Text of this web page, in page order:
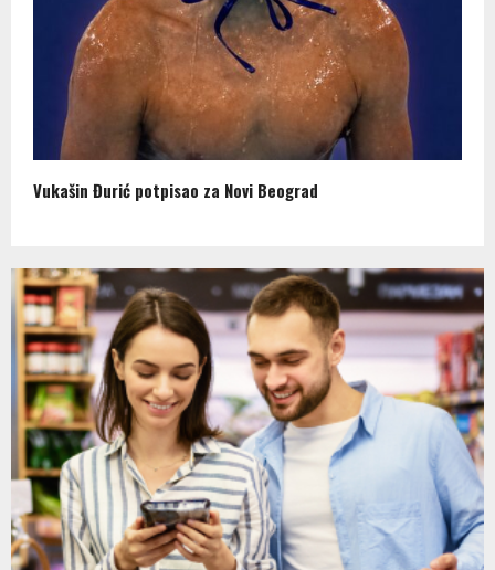
Vukašin Đurić potpisao za Novi Beograd